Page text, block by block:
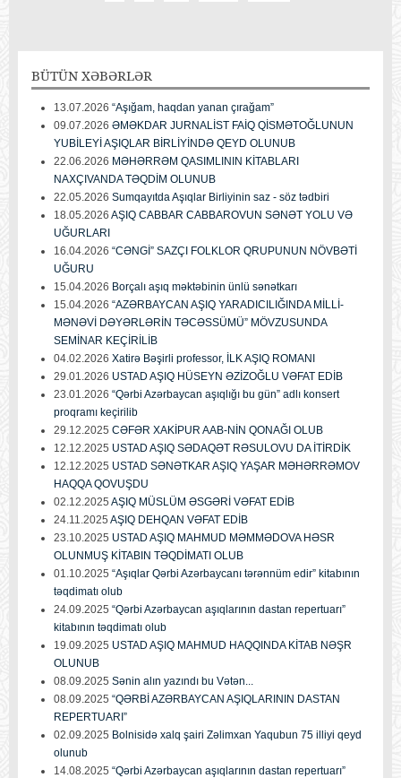
BÜTÜN XƏBƏRLƏR
13.07.2026 “Aşığam, haqdan yanan çırağam”
09.07.2026 ƏMƏKDAR JURNALİST FAİQ QİSMƏTOĞLUNUN
YUBİLEYİ AŞIQLAR BİRLİYİNDƏ QEYD OLUNUB
22.06.2026 MƏHƏRRƏM QASIMLININ KİTABLARI
NAXÇIVANDA TƏQDİM OLUNUB
22.05.2026 Sumqayıtda Aşıqlar Birliyinin saz - söz tədbiri
18.05.2026 AŞIQ CABBAR CABBAROVUN SƏNƏT YOLU VƏ
UĞURLARI
16.04.2026 “CƏNGİ” SAZÇI FOLKLOR QRUPUNUN NÖVBƏTİ
UĞURU
15.04.2026 Borçalı aşıq məktəbinin ünlü sənətkarı
15.04.2026 “AZƏRBAYCAN AŞIQ YARADICILIĞINDA MİLLİ-
MƏNƏVİ DƏYƏRLƏRİN TƏCƏSSÜMÜ” MÖVZUSUNDA
SEMİNAR KEÇİRİLİB
04.02.2026 Xatirə Bəşirli professor, İLK AŞIQ ROMANI
29.01.2026 USTAD AŞIQ HÜSEYN ƏZİZOĞLU VƏFAT EDİB
23.01.2026 “Qərbi Azərbaycan aşıqlığı bu gün” adlı konsert
proqramı keçirilib
29.12.2025 CƏFƏR XAKİPUR AAB-NİN QONAĞI OLUB
12.12.2025 USTAD AŞIQ SƏDAQƏT RƏSULOVU DA İTİRDİK
12.12.2025 USTAD SƏNƏTKAR AŞIQ YAŞAR MƏHƏRRƏMOV
HAQQA QOVUŞDU
02.12.2025 AŞIQ MÜSLÜM ƏSGƏRİ VƏFAT EDİB
24.11.2025 AŞIQ DEHQAN VƏFAT EDİB
23.10.2025 USTAD AŞIQ MAHMUD MƏMMƏDOVA HƏSR
OLUNMUŞ KİTABIN TƏQDİMATI OLUB
01.10.2025 “Aşıqlar Qərbi Azərbaycanı tərənnüm edir” kitabının
təqdimatı olub
24.09.2025 “Qərbi Azərbaycan aşıqlarının dastan repertuarı”
kitabının təqdimatı olub
19.09.2025 USTAD AŞIQ MAHMUD HAQQINDA KİTAB NƏŞR
OLUNUB
08.09.2025 Sənin alın yazındı bu Vətən...
08.09.2025 “QƏRBİ AZƏRBAYCAN AŞIQLARININ DASTAN
REPERTUARI”
02.09.2025 Bolnisidə xalq şairi Zəlimxan Yaqubun 75 illiyi qeyd
olunub
14.08.2025 “Qərbi Azərbaycan aşıqlarının dastan repertuarı”